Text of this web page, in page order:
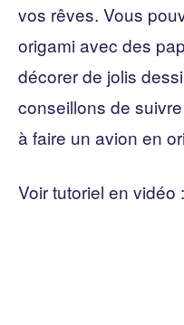
vos rêves. Vous
origami avec des
décorer de jolis
conseillons de
à faire un avion en
Voir tutoriel en vidéo :